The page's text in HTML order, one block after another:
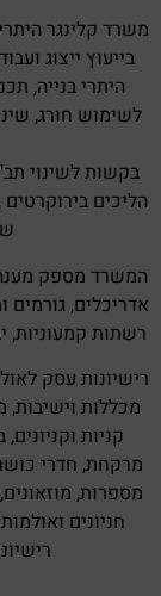
משרד קלינגר
בייעוץ ייצוג
היתרי בנייה,
לשימוש חורג,
בקשות לשינוי
הליכים
המשרד מספק מענה
אדריכלים, גורמים
רשתות קמעוניות,
רישיונות עסק
מכללות
קניות
מרקחת, חדרי
מספרות,
חניונים